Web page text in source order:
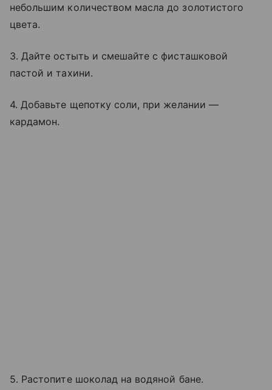
небольшим количеством масла до золотистого
цвета.
3. Дайте остыть и смешайте с фисташковой
пастой и тахини.
4. Добавьте щепотку соли, при желании —
кардамон.
5. Растопите шоколад на водяной бане.